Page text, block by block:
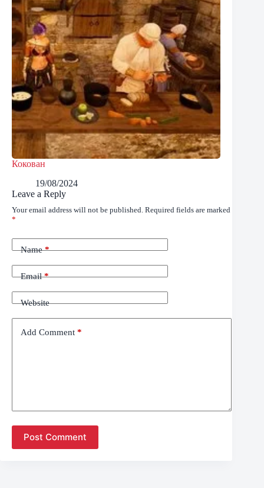
Кокован
19/08/2024
Leave a Reply
Your email address will not be published. Required fields are marked
*
Name*
Email*
Website
Add Comment *
Post Comment